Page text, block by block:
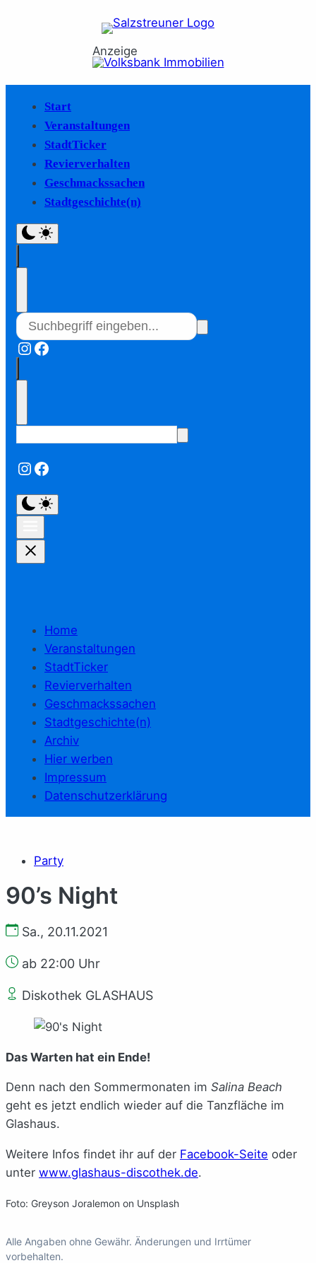
Anzeige
Start
Veranstaltungen
StadtTicker
Revierverhalten
Geschmackssachen
Stadtgeschichte(n)
Instagram
Facebook
Instagram
Facebook
Home
Veranstaltungen
StadtTicker
Revierverhalten
Geschmackssachen
Stadtgeschichte(n)
Archiv
Hier werben
Impressum
Datenschutzerklärung
Party
90’s Night
Sa., 20.11.2021
ab 22:00 Uhr
Diskothek GLASHAUS
Das Warten hat ein Ende!
Denn nach den Sommermonaten im Salina Beach
geht es jetzt endlich wieder auf die Tanzfläche im
Glashaus.
Weitere Infos findet ihr auf der Facebook-Seite oder
unter www.glashaus-discothek.de.
Foto: Greyson Joralemon on Unsplash
Alle Angaben ohne Gewähr. Änderungen und Irrtümer
vorbehalten.